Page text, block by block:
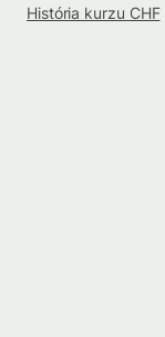
História kurzu CHF